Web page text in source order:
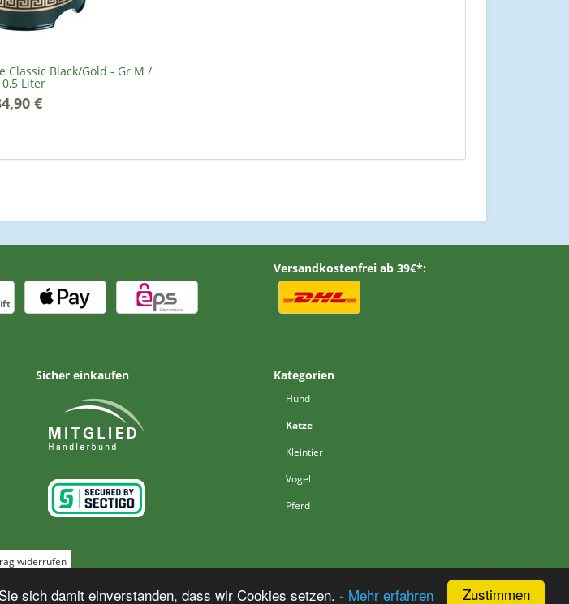
Zustimmen
sich damit einverstanden, dass wir Cookies setzen. - Mehr erfahren
Classic Black/Gold - Gr M /
0,5 Liter
€
Versandkostenfrei ab 39€*:
Sicher einkaufen Kategorien
Hund
Katze
Kleintier
Vogel
Pferd
widerrufen